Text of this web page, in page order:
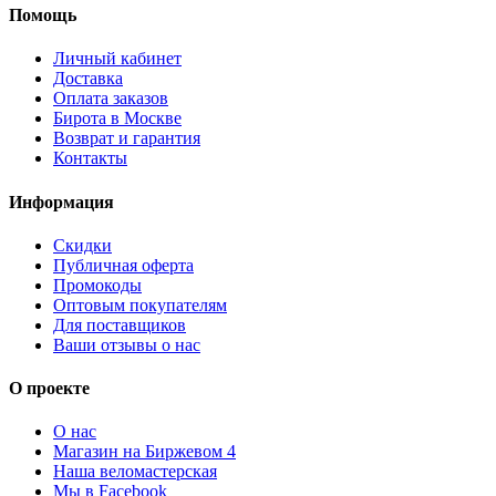
Помощь
Личный кабинет
Доставка
Оплата заказов
Бирота в Москве
Возврат и гарантия
Контакты
Информация
Скидки
Публичная оферта
Промокоды
Оптовым покупателям
Для поставщиков
Ваши отзывы о нас
О проекте
О нас
Магазин на Биржевом 4
Наша веломастерская
Мы в Facebook